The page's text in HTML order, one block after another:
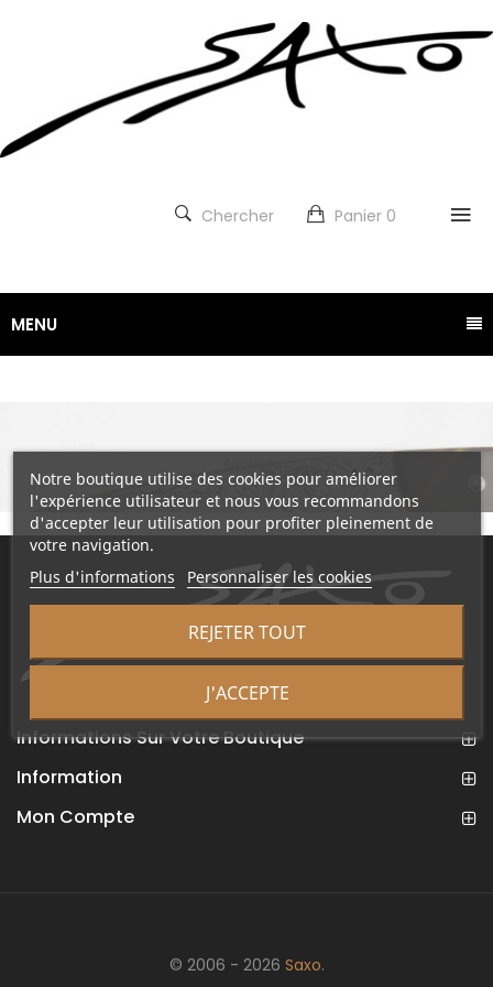
Panier 0
Chercher
MENU
Informations Sur Votre Boutique
Information
Mon Compte
© 2006 - 2026 Saxo.
Notre boutique utilise des cookies pour améliorer
l'expérience utilisateur et nous vous recommandons
d'accepter leur utilisation pour profiter pleinement de
votre navigation.
Plus d'informations
Personnaliser les cookies
REJETER TOUT
J'ACCEPTE